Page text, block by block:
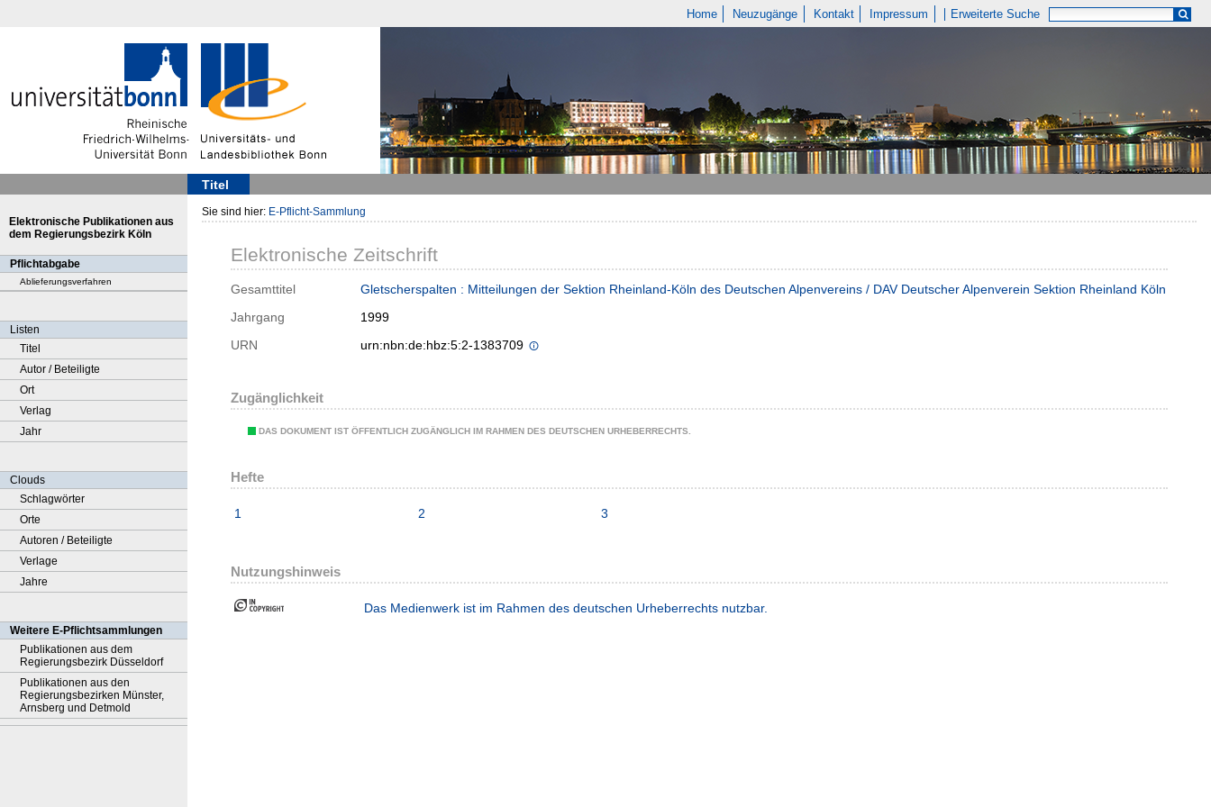
Home Neuzugänge Kontakt Impressum Erweiterte Suche
Titel
Elektronische Publikationen aus
dem Regierungsbezirk Köln
Pflichtabgabe
Ablieferungsverfahren
Listen
Titel
Autor / Beteiligte
Ort
Verlag
Jahr
Clouds
Schlagwörter
Orte
Autoren / Beteiligte
Verlage
Jahre
Weitere E-Pflichtsammlungen
Publikationen aus dem
Regierungsbezirk Düsseldorf
Publikationen aus den
Regierungsbezirken Münster,
Arnsberg und Detmold
Sie sind hier: E-Pflicht-Sammlung
Elektronische Zeitschrift
Gesamttitel
Gletscherspalten : Mitteilungen der Sektion Rheinland-Köln des Deutschen Alpenvereins / DAV Deutscher Alpenverein Sektion Rheinland Köln
Jahrgang
1999
URN
urn:nbn:de:hbz:5:2-1383709
Zugänglichkeit
DAS DOKUMENT IST ÖFFENTLICH ZUGÄNGLICH IM RAHMEN DES DEUTSCHEN URHEBERRECHTS.
Hefte
1 2 3
Nutzungshinweis
Das Medienwerk ist im Rahmen des deutschen Urheberrechts nutzbar.